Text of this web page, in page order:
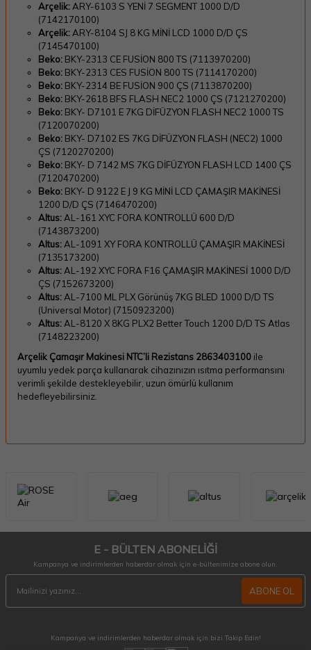
Arçelik:ARY-6103 S YENİ 7 SEGMENT 1000 D/D
(7142170100)
Arçelik:ARY-8104 SJ 8 KG MİNİ LCD 1000 D/D ÇS
(7145470100)
Beko: BKY-2313 CE FUSİON 800 TS (7113970200)
Beko: BKY-2313 CES FUSİON 800 TS (7114170200)
Beko: BKY-2314 BE FUSİON 900 ÇS (7113870200)
Beko: BKY-2618 BFS FLASH NEC2 1000 ÇS (7121270200)
Beko: BKY- D7101 E 7KG DİFÜZYON FLASH NEC2 1000 TS
(7120070200)
Beko: BKY- D7102 ES 7KG DİFÜZYON FLASH (NEC2) 1000
ÇS (7120270200)
Beko: BKY- D 7142 MS 7KG DİFÜZYON FLASH LCD 1400 ÇS
(7120470200)
Beko: BKY- D 9122 E J 9 KG MİNİ LCD ÇAMAŞIR MAKİNESİ
1200 D/D ÇS (7146470200)
Altus:AL-161 XYC FORA KONTROLLÜ 600 D/D
(7143873200)
Altus:AL-1091 XY FORA KONTROLLÜ ÇAMAŞIR MAKİNESİ
(7135173200)
Altus:AL-192 XYC FORA F16 ÇAMAŞIR MAKİNESİ 1000 D/D
ÇS (7152673200)
Altus:AL-7100 ML PLX Görünüş 7KG BLED 1000 D/D TS
(Universal Motor) (7150923200)
Altus:AL-8120 X 8KG PLX2 Better Touch 1200 D/D TS Atlas
(7148223200)
Arçelik Çamaşır Makinesi NTC’li Rezistans 2863403100 ile
uyumlu yedek parça kullanarak cihazınızın ısıtma performansını
verimli şekilde destekleyebilir, uzun ömürlü kullanım
hedefleyebilirsiniz.
E - BÜLTEN ABONELİĞİ
Kampanya ve indirimlerden haberdar olmak için e-bültenimize abone olun.
ABONE OL
Kampanya ve indirimlerden haberdar olmak için bizi Takip Edin!